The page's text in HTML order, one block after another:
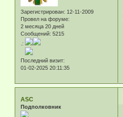
Зарегистрирован: 12-11-2009
Провел на форуме:
2 месяца 20 дней
Сообщений: 5215
.:
Последний визит:
01-02-2025 20:11:35
ASC
Подполковник